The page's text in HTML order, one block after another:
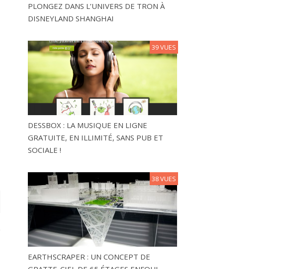
PLONGEZ DANS L’UNIVERS DE TRON À
DISNEYLAND SHANGHAI
DESSBOX : LA MUSIQUE EN LIGNE
GRATUITE, EN ILLIMITÉ, SANS PUB ET
SOCIALE !
39 VUES
EARTHSCRAPER : UN CONCEPT DE
38 VUES